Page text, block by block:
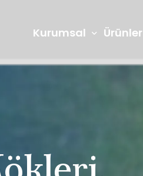
Kurumsal Ürünler